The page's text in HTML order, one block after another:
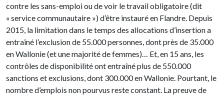
contre les sans-emploi ou de voir le travail obligatoire (dit
« service communautaire ») d’être instauré en Flandre. Depuis
2015, la limitation dans le temps des allocations d’insertion a
entraîné l’exclusion de 55.000 personnes, dont près de 35.000
en Wallonie (et une majorité de femmes)… Et, en 15 ans, les
contrôles de disponibilité ont entraîné plus de 550.000
sanctions et exclusions, dont 300.000 en Wallonie. Pourtant, le
nombre d’emplois non pourvus reste constant. La preuve de